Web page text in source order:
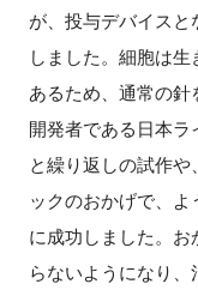
が、投与デバイス
しました。細胞は
あるため、通常の
開発者である日本
と繰り返しの試作
ックのおかげで、
に成功しました。
らないようになり